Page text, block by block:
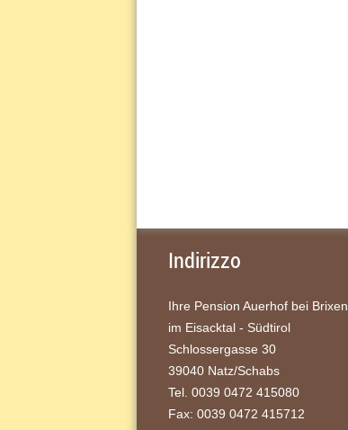
Indirizzo
Ihre Pension Auerhof bei Brixen
im Eisacktal - Südtirol
Schlossergasse 30
39040 Natz/Schabs
Tel. 0039 0472 415080
Fax: 0039 0472 415712